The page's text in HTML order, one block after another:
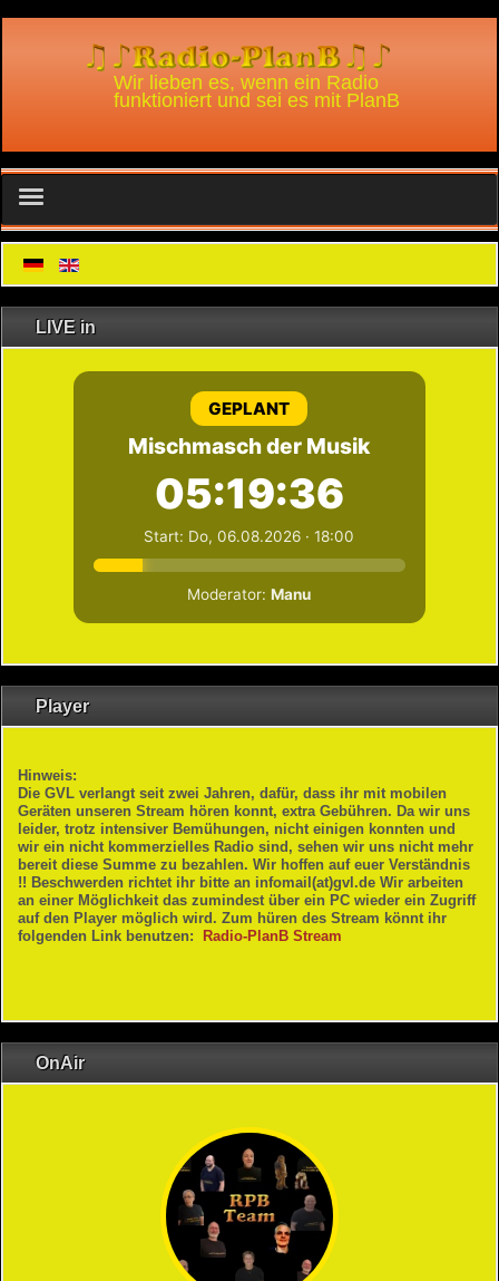
Wir lieben es, wenn ein Radio
funktioniert und sei es mit PlanB
WhatsApp Chat
Radio-PlanB und Alexa
Nutzungsbedingungen Alexa skill
LIVE in
Player
Hinweis:
Die GVL verlangt seit zwei Jahren, dafür, dass ihr mit mobilen
Geräten unseren Stream hören konnt, extra Gebühren. Da wir uns
leider, trotz intensiver Bemühungen, nicht einigen konnten und
wir ein nicht kommerzielles Radio sind, sehen wir uns nicht mehr
bereit diese Summe zu bezahlen. Wir hoffen auf euer Verständnis
!! Beschwerden richtet ihr bitte an infomail(at)gvl.de Wir arbeiten
an einer Möglichkeit das zumindest über ein PC wieder ein Zugriff
auf den Player möglich wird. Zum hüren des Stream könnt ihr
folgenden Link benutzen:
Radio-PlanB Stream
OnAir